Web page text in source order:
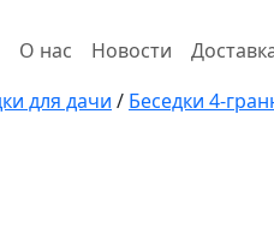
О нас Новости
для дачи / Беседки 4-